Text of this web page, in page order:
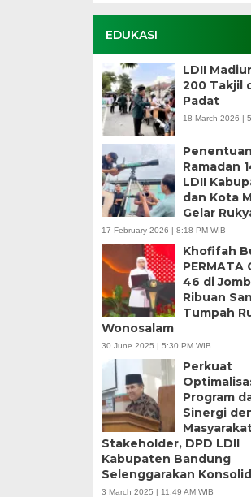
EDUKASI
LDII
200 Takjil
Padat
18 March 2026 |
Ramadan
LDII
dan Kota
Gelar
17 February 2026 | 8:18 PM WIB
Khofifah
PERMATA
46 di
Ribuan
Tumpah
Wonosalam
30 June 2025 | 5:30 PM WIB
Perkuat
Program
Sinergi
Stakeholder, DPD LDII
Kabupaten Bandung
Selenggarakan
3 March 2025 | 11:49 AM WIB